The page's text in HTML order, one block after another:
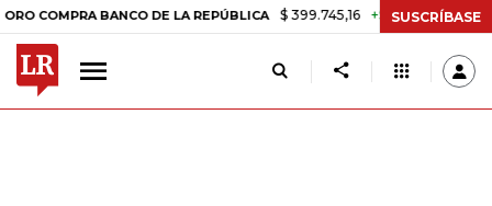
BANCO DE LA REPÚBLICA $ 399.745,16 +$ 2.295,71 +0,58%
SUSCRÍBASE